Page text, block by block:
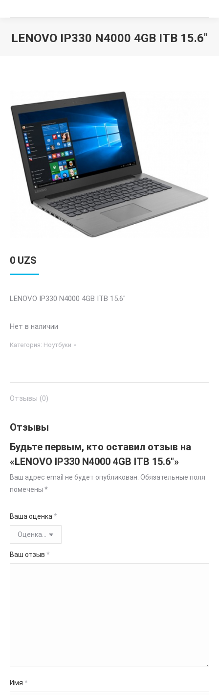
LENOVO IP330 N4000 4GB ITB 15.6″
0 UZS
LENOVO IP330 N4000 4GB ITB 15.6″
Нет в наличии
Категория: Ноутбуки
Отзывы (0)
Отзывы
Будьте первым, кто оставил отзыв на
«LENOVO IP330 N4000 4GB ITB 15.6″»
Ваш адрес email не будет опубликован. Обязательные поля
помечены *
Ваша оценка*
Ваш отзыв *
Имя *